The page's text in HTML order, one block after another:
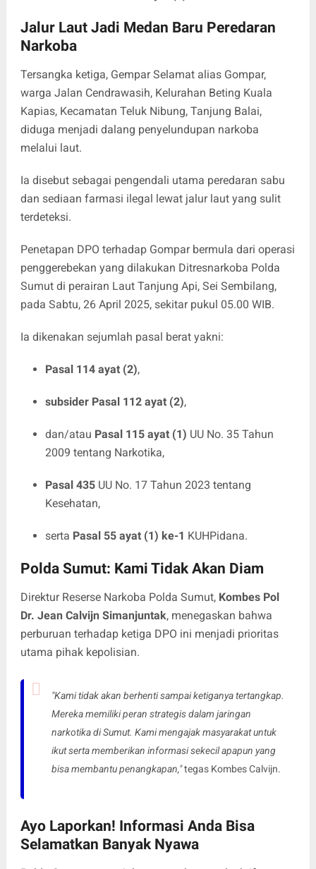
Jalur Laut Jadi Medan Baru Peredaran
Narkoba
Tersangka ketiga, Gempar Selamat alias Gompar,
warga Jalan Cendrawasih, Kelurahan Beting Kuala
Kapias, Kecamatan Teluk Nibung, Tanjung Balai,
diduga menjadi dalang penyelundupan narkoba
melalui laut.
Ia disebut sebagai pengendali utama peredaran sabu
dan sediaan farmasi ilegal lewat jalur laut yang sulit
terdeteksi.
Penetapan DPO terhadap Gompar bermula dari operasi
penggerebekan yang dilakukan Ditresnarkoba Polda
Sumut di perairan Laut Tanjung Api, Sei Sembilang,
pada Sabtu, 26 April 2025, sekitar pukul 05.00 WIB.
Ia dikenakan sejumlah pasal berat yakni:
Pasal 114 ayat (2),
subsider Pasal 112 ayat (2),
dan/atau Pasal 115 ayat (1) UU No. 35 Tahun
2009 tentang Narkotika,
Pasal 435UU No. 17 Tahun 2023 tentang
Kesehatan,
serta Pasal 55 ayat (1) ke-1 KUHPidana.
Polda Sumut: Kami Tidak Akan Diam
Direktur Reserse Narkoba Polda Sumut, Kombes Pol
Dr. Jean Calvijn Simanjuntak, menegaskan bahwa
perburuan terhadap ketiga DPO ini menjadi prioritas
utama pihak kepolisian.
"Kami tidak akan berhenti sampai ketiganya tertangkap.
Mereka memiliki peran strategis dalam jaringan
narkotika di Sumut. Kami mengajak masyarakat untuk
ikut serta memberikan informasi sekecil apapun yang
bisa membantu penangkapan,"tegas Kombes Calvijn.
Ayo Laporkan! Informasi Anda Bisa
Selamatkan Banyak Nyawa